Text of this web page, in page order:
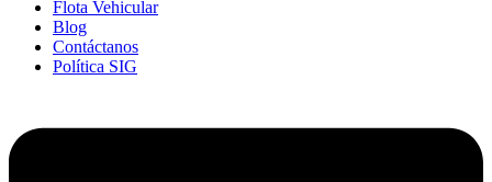
Flota Vehicular
Blog
Contáctanos
Política SIG